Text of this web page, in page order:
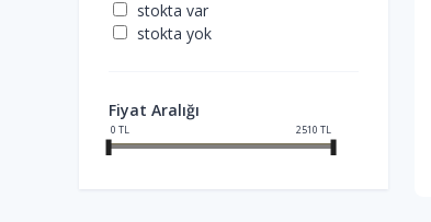
stokta var
stokta yok
Fiyat Aralığı
0 TL 2510 TL